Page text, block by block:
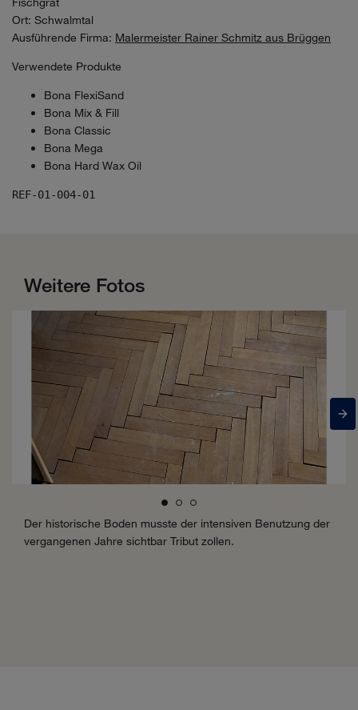
Ort: Schwalmtal
Ausführende Firma: Malermeister Rainer Schmitz aus Brüggen
Verwendete Produkte
Bona FlexiSand
Bona Mix & Fill
Bona Classic
Bona Mega
Bona Hard Wax Oil
REF-01-004-01
Weitere Fotos
Der historische Boden musste der intensiven Benutzung der
vergangenen Jahre sichtbar Tribut zollen.